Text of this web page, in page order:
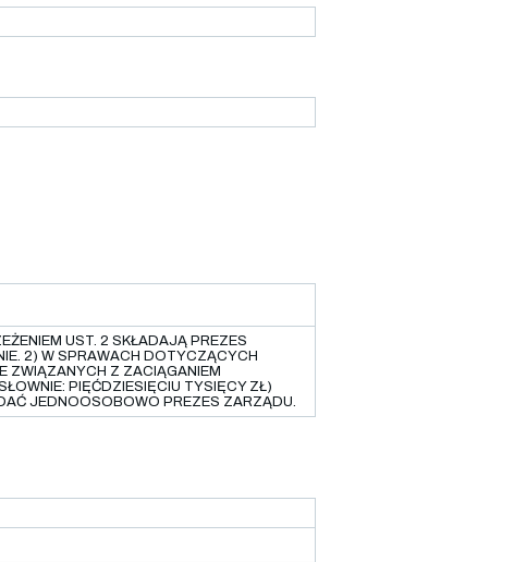
UST. 2 SKŁADAJĄ PREZES
2) W SPRAWACH DOTYCZĄCYCH
ZWIĄZANYCH Z ZACIĄGANIEM
PIĘĆDZIESIĘCIU TYSIĘCY ZŁ)
JEDNOOSOBOWO PREZES ZARZĄDU.